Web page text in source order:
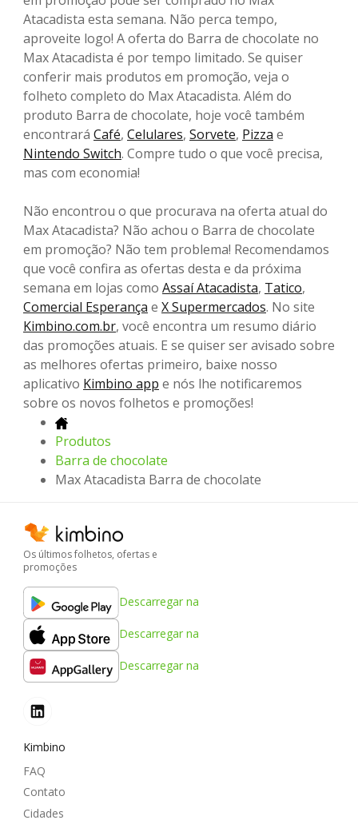
Atacadista esta semana. Não perca tempo,
aproveite logo! A oferta do Barra de chocolate no
Max Atacadista é por tempo limitado. Se quiser
conferir mais produtos em promoção, veja o
folheto completo do Max Atacadista. Além do
produto Barra de chocolate, hoje você também
encontrará Café, Celulares, Sorvete, Pizza e
Nintendo Switch. Compre tudo o que você precisa,
mas com economia!
Não encontrou o que procurava na oferta atual do
Max Atacadista? Não achou o Barra de chocolate
em promoção? Não tem problema! Recomendamos
que você confira as ofertas desta e da próxima
semana em lojas como Assaí Atacadista, Tatico,
Comercial Esperança e X Supermercados. No site
Kimbino.com.br, você encontra um resumo diário
das promoções atuais. E se quiser ser avisado sobre
as melhores ofertas primeiro, baixe nosso
aplicativo Kimbino app e nós lhe notificaremos
sobre os novos folhetos e promoções!
Produtos
Barra de chocolate
Max Atacadista Barra de chocolate
Os últimos folhetos, ofertas e
promoções
Descarregar na
Descarregar na
Descarregar na
Kimbino
FAQ
Contato
Cidades